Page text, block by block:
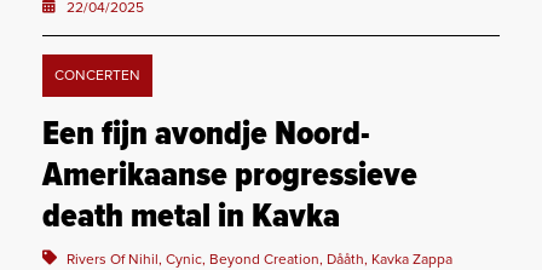
22/04/2025
CONCERTEN
Een fijn avondje Noord-
Amerikaanse progressieve
death metal in Kavka
Rivers Of Nihil, Cynic, Beyond Creation, Dååth, Kavka Zappa